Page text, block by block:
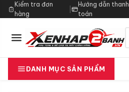
Kiểm tra đơn
hàng
|
Hướng dẫn thanh
toán
DANH MỤC SẢN PHẨM